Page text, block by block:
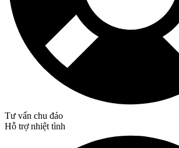
Tư vấn chu đáo
Hỗ trợ nhiệt tình